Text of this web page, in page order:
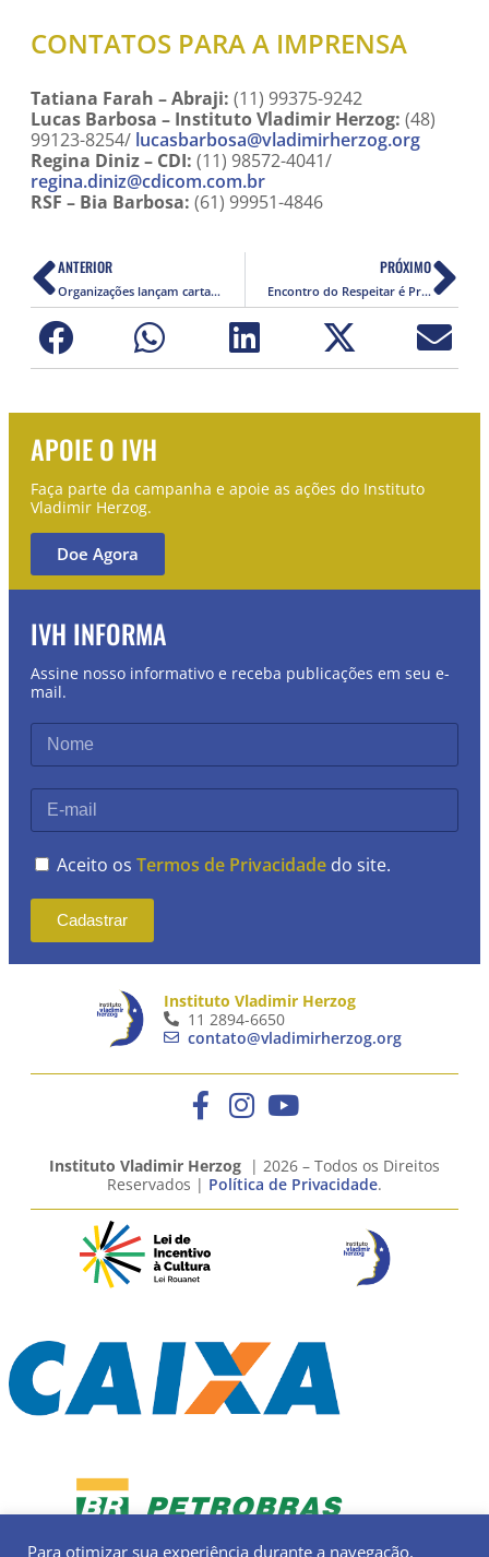
CONTATOS PARA A IMPRENSA
Tatiana Farah – Abraji: (11) 99375-9242
Lucas Barbosa – Instituto Vladimir Herzog: (48)
99123-8254/ lucasbarbosa@vladimirherzog.org
Regina Diniz – CDI: (11) 98572-4041/
regina.diniz@cdicom.com.br
RSF – Bia Barbosa: (61) 99951-4846
ANTERIOR
Organizações lançam carta exigindo ações de combate ao racismo ambiental
PRÓXIMO
Encontro do Respeitar é Preciso! discutiu saúde emocional no ambiente escolar
APOIE O IVH
Faça parte da campanha e apoie as ações do Instituto
Vladimir Herzog.
Doe Agora
IVH INFORMA
Assine nosso informativo e receba publicações em seu e-
mail.
Aceito os Termos de Privacidade do site.
Cadastrar
Instituto Vladimir Herzog
11 2894-6650
contato@vladimirherzog.org
Instituto Vladimir Herzog | 2026 – Todos os Direitos
Reservados | Política de Privacidade.
Para otimizar sua experiência durante a navegação,